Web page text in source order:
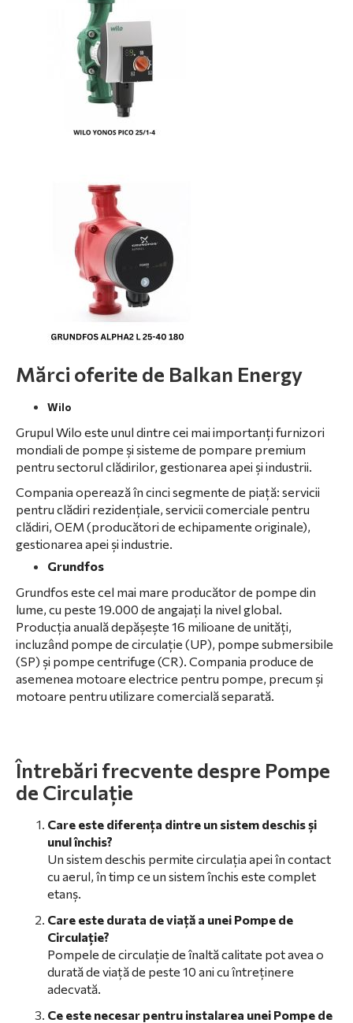
Mărci oferite de Balkan Energy
Wilo
Grupul Wilo este unul dintre cei mai importanți furnizori
mondiali de pompe și sisteme de pompare premium
pentru sectorul clădirilor, gestionarea apei și industrii.
Compania operează în cinci segmente de piață: servicii
pentru clădiri rezidențiale, servicii comerciale pentru
clădiri, OEM (producători de echipamente originale),
gestionarea apei și industrie.
Grundfos
Grundfos este cel mai mare producător de pompe din
lume, cu peste 19.000 de angajați la nivel global.
Producția anuală depășește 16 milioane de unități,
incluzând pompe de circulație (UP), pompe submersibile
(SP) și pompe centrifuge (CR). Compania produce de
asemenea motoare electrice pentru pompe, precum și
motoare pentru utilizare comercială separată.
Întrebări frecvente despre Pompe
de Circulație
Care este diferența dintre un sistem deschis și
unul închis?
Un sistem deschis permite circulația apei în contact
cu aerul, în timp ce un sistem închis este complet
etanș.
Care este durata de viață a unei Pompe de
Circulație?
Pompele de circulație de înaltă calitate pot avea o
durată de viață de peste 10 ani cu întreținere
adecvată.
Ce este necesar pentru instalarea unei Pompe de